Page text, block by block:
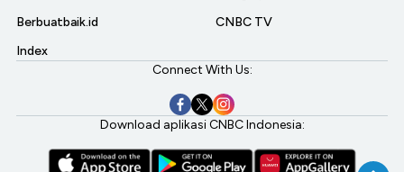
Berbuatbaik.id
Index
CNBC TV
Connect With Us:
Download aplikasi CNBC Indonesia: